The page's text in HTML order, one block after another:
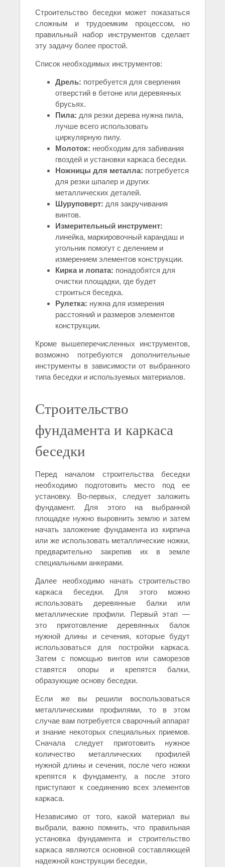
Строительство беседки может показаться
сложным и трудоемким процессом, но
правильный набор инструментов сделает
эту задачу более простой.
Список необходимых инструментов:
Дрель: потребуется для сверления
отверстий в бетоне или деревянных
брусьях.
Пила: для резки дерева нужна пила,
лучше всего использовать
циркулярную пилу.
Молоток: необходим для забивания
гвоздей и установки каркаса беседки.
Ножницы для металла: потребуется
для резки шпалер и других
металлических деталей.
Шуруповерт: для закручивания
винтов.
Измерительный инструмент:
линейка, маркировочный карандаш и
угольник помогут с делением и
измерением элементов конструкции.
Кирка и лопата: понадобятся для
очистки площадки, где будет
строиться беседка.
Рулетка: нужна для измерения
расстояний и размеров элементов
конструкции.
Кроме вышеперечисленных инструментов,
возможно потребуются дополнительные
инструменты в зависимости от выбранного
типа беседки и используемых материалов.
Строительство
фундамента и каркаса
беседки
Перед началом строительства беседки
необходимо подготовить место под ее
установку. Во-первых, следует заложить
фундамент. Для этого на выбранной
площадке нужно выровнить землю и затем
начать заложение фундамента из кирпича
или же использовать металлические ножки,
предварительно закрепив их в земле
специальными анкерами.
Далее необходимо начать строительство
каркаса беседки. Для этого можно
использовать деревянные балки или
металлические профили. Первый этап —
это приготовление деревянных балок
нужной длины и сечения, которые будут
использоваться для постройки каркаса.
Затем с помощью винтов или саморезов
ставятся опоры и крепятся балки,
образующие основу беседки.
Если же вы решили воспользоваться
металлическими профилями, то в этом
случае вам потребуется сварочный аппарат
и знание некоторых специальных приемов.
Сначала следует приготовить нужное
количество металлических профилей
нужной длины и сечения, после чего ножки
крепятся к фундаменту, а после этого
приступают к соединению всех элементов
каркаса.
Независимо от того, какой материал вы
выбрали, важно помнить, что правильная
установка фундамента и строительство
каркаса являются основной составляющей
надежной конструкции беседки。